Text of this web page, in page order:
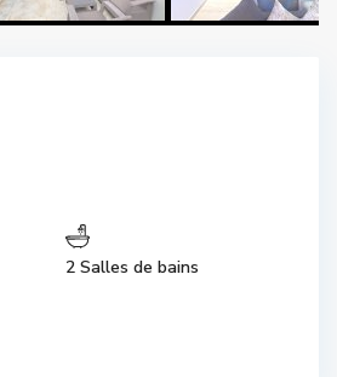
2 Salles de bains